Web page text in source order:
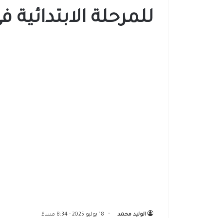
للمرحلة
الوليد محمد 18 يوليو 2025 - 8:34 مساءً